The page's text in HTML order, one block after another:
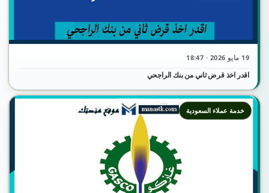
19 مايو 2026 · 18:47
اقدر اخذ قرض ثاني من بنك الراجحي
خدمة عملاء السعودية